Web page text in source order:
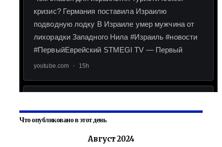
Что опубликовано в этот день
Август 2024